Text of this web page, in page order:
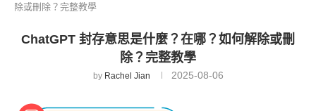
除或刪除？完整教學
ChatGPT 封存意思是什麼？在哪？如何解除或刪
除？完整教學
by Rachel Jian 2025-08-06